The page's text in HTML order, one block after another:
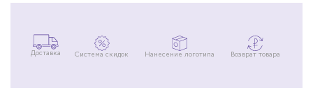
Доставка Система скидок Нанесение логотипа Возврат товара